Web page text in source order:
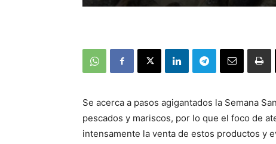
Se acerca a pasos agigantados la Semana
pescados y mariscos, por lo que el foco de
intensamente la venta de estos productos y